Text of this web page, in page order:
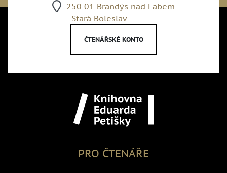
250 01 Brandýs nad Labem
- Stará Boleslav
ČTENÁŘSKÉ KONTO
PRO ČTENÁŘE